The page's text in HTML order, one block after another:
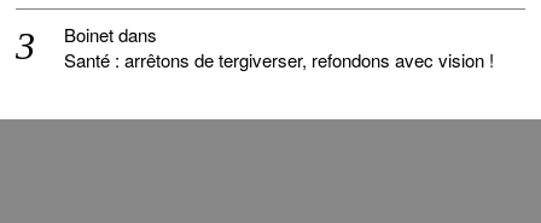
Boinetdans
Santé : arrêtons de tergiverser, refondons avec vision !